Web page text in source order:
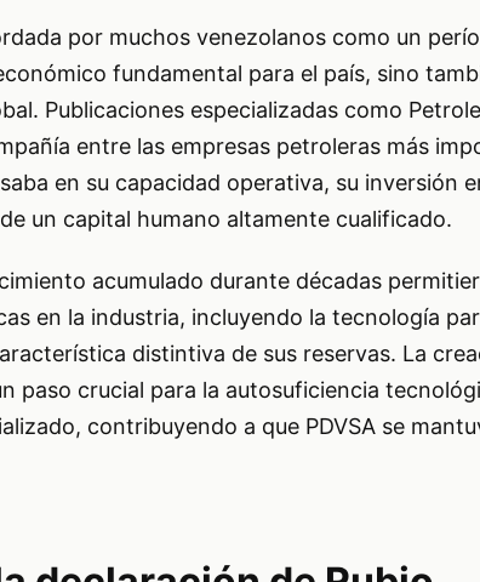
por muchos venezolanos como un
fundamental para el país, sino
Publicaciones especializadas como
entre las empresas petroleras más
en su capacidad operativa, su inversión
un capital humano altamente cualificado.
acumulado durante décadas
en la industria, incluyendo la tecnología
distintiva de sus reservas. La
paso crucial para la autosuficiencia
contribuyendo a que PDVSA se